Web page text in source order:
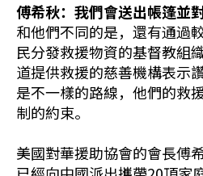
傅希秋：我們會送出帳篷並
和他們不同的是，還有通過
民分發救援物資的基督教組
道提供救援的慈善機構表示
是不一樣的路線，他們的救
制的約束。
美國對華援助協會的會長傅